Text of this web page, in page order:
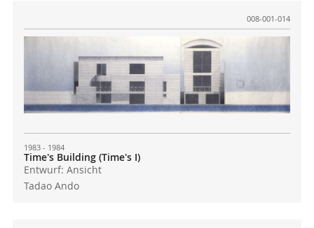
008-001-014
1983 - 1984
Time's Building (Time's I)
Entwurf: Ansicht
Tadao Ando